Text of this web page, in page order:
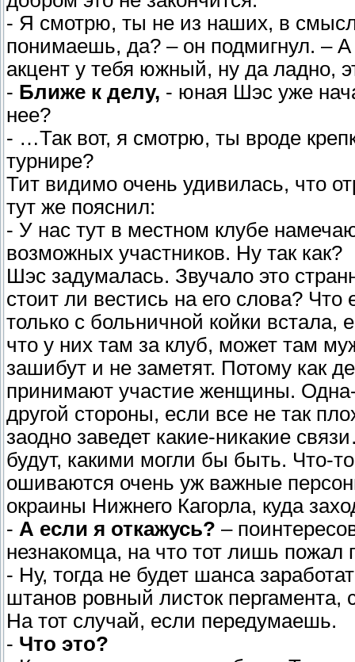
- Я смотрю, ты не из наших, в
понимаешь, да? – он подмигнул. –
акцент у тебя южный, ну да ладно,
- Ближе к делу, - юная Шэс уже
нее?
- …Так вот, я смотрю, ты вроде
турнире?
Тит видимо очень удивилась, что
тут же пояснил:
- У нас тут в местном клубе
возможных участников. Ну так как?
Шэс задумалась. Звучало это
стоит ли вестись на его слова?
только с больничной койки встала,
что у них там за клуб, может там
зашибут и не заметят. Потому как
принимают участие женщины.
другой стороны, если все не так
заодно заведет какие-никакие
будут, какими могли бы быть. Что-
ошиваются очень уж важные
окраины Нижнего Кагорла, куда
- А если я откажусь? –
незнакомца, на что тот лишь пожал
- Ну, тогда не будет шанса
штанов ровный листок пергамента,
На тот случай, если передумаешь.
- Что это?